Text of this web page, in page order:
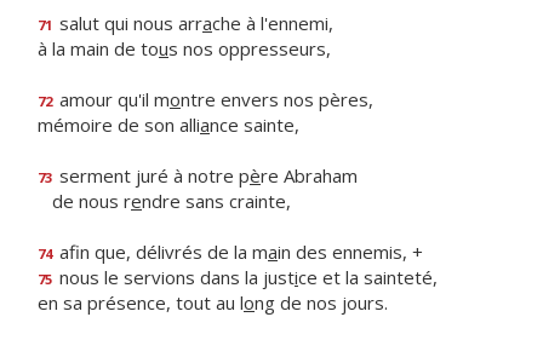
71 salut qui nous arrache à l'ennemi,
à la main de tous nos oppresseurs,
72 amour qu'il montre envers nos pères,
mémoire de son alliance sainte,
73 serment juré à notre père Abraham
de nous rendre sans crainte,
74 afin que, délivrés de la main des ennemis, +
75 nous le servions dans la justice et la sainteté,
en sa présence, tout au long de nos jours.